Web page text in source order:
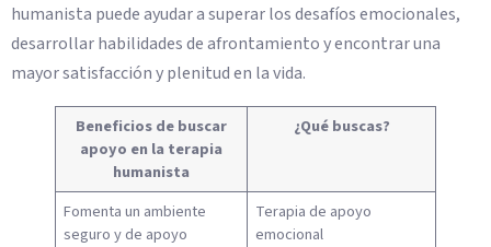
humanista puede ayudar a superar los desafíos emocionales,
desarrollar habilidades de afrontamiento y encontrar una
mayor satisfacción y plenitud en la vida.
Beneficios de buscar
apoyo en la terapia
humanista
¿Qué buscas?
Fomenta un ambiente
seguro y de apoyo
Terapia de apoyo
emocional